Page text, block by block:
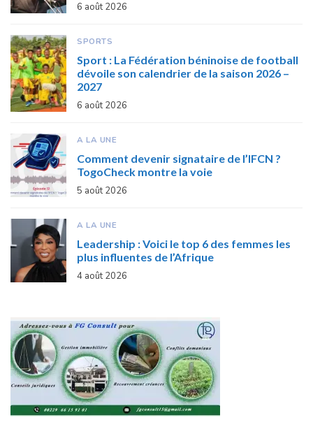
6 août 2026
SPORTS
Sport : La Fédération béninoise de football
dévoile son calendrier de la saison 2026 –
2027
6 août 2026
A LA UNE
Comment devenir signataire de l’IFCN ?
TogoCheck montre la voie
5 août 2026
A LA UNE
Leadership : Voici le top 6 des femmes les
plus influentes de l’Afrique
4 août 2026